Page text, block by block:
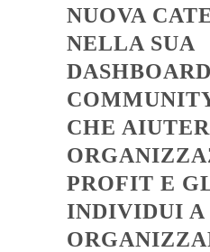
NUOVA
NELLA SUA
CHE
PROFIT E
INDIVIDUI A